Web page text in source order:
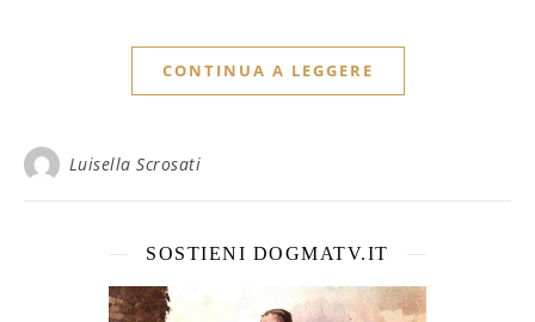
CONTINUA A LEGGERE
Luisella Scrosati
SOSTIENI DOGMATV.IT